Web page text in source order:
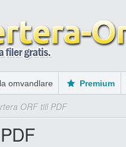
omvandlare Premium
ORF till PDF